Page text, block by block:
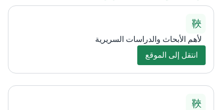
لأهم الأبحاث والدراسات السريري​ة
انتقل إلى الموقع